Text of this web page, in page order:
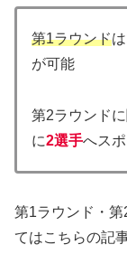
第1ラウンドは
が可能
第2ラウンド
に2選手へス
第1ラウンド・
てはこちらの記